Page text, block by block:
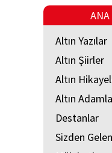
Altın Yazılar
Altın Şiirler
Altın
Altın
Destanlar
Sizden